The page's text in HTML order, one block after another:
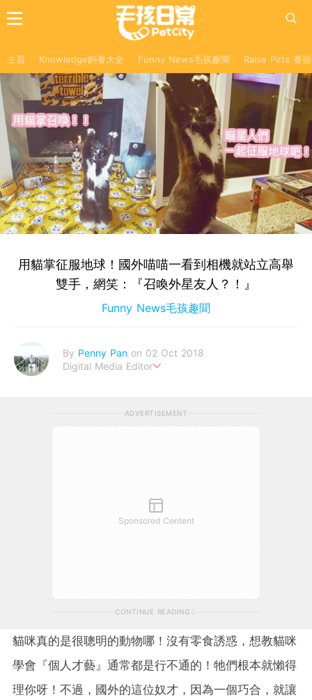
主頁 Knowledge飼養大全 Funny News毛孩趣聞 Raise Pets 養
用貓掌征服地球！國外喵喵一看到相機就站立高舉
雙手，網笑：『召喚外星友人？！』
Funny News毛孩趣聞
By Penny Pan on 02 Oct 2018
Digital Media Editor
ADVERTISEMENT
Sponsored Content
CONTINUE READING
貓咪真的是很聰明的動物哪！沒有零食誘惑，想教貓咪
學會『個人才藝』通常都是行不通的！牠們根本就懶得
理你呀！不過，國外的這位奴才，因為一個巧合，就讓